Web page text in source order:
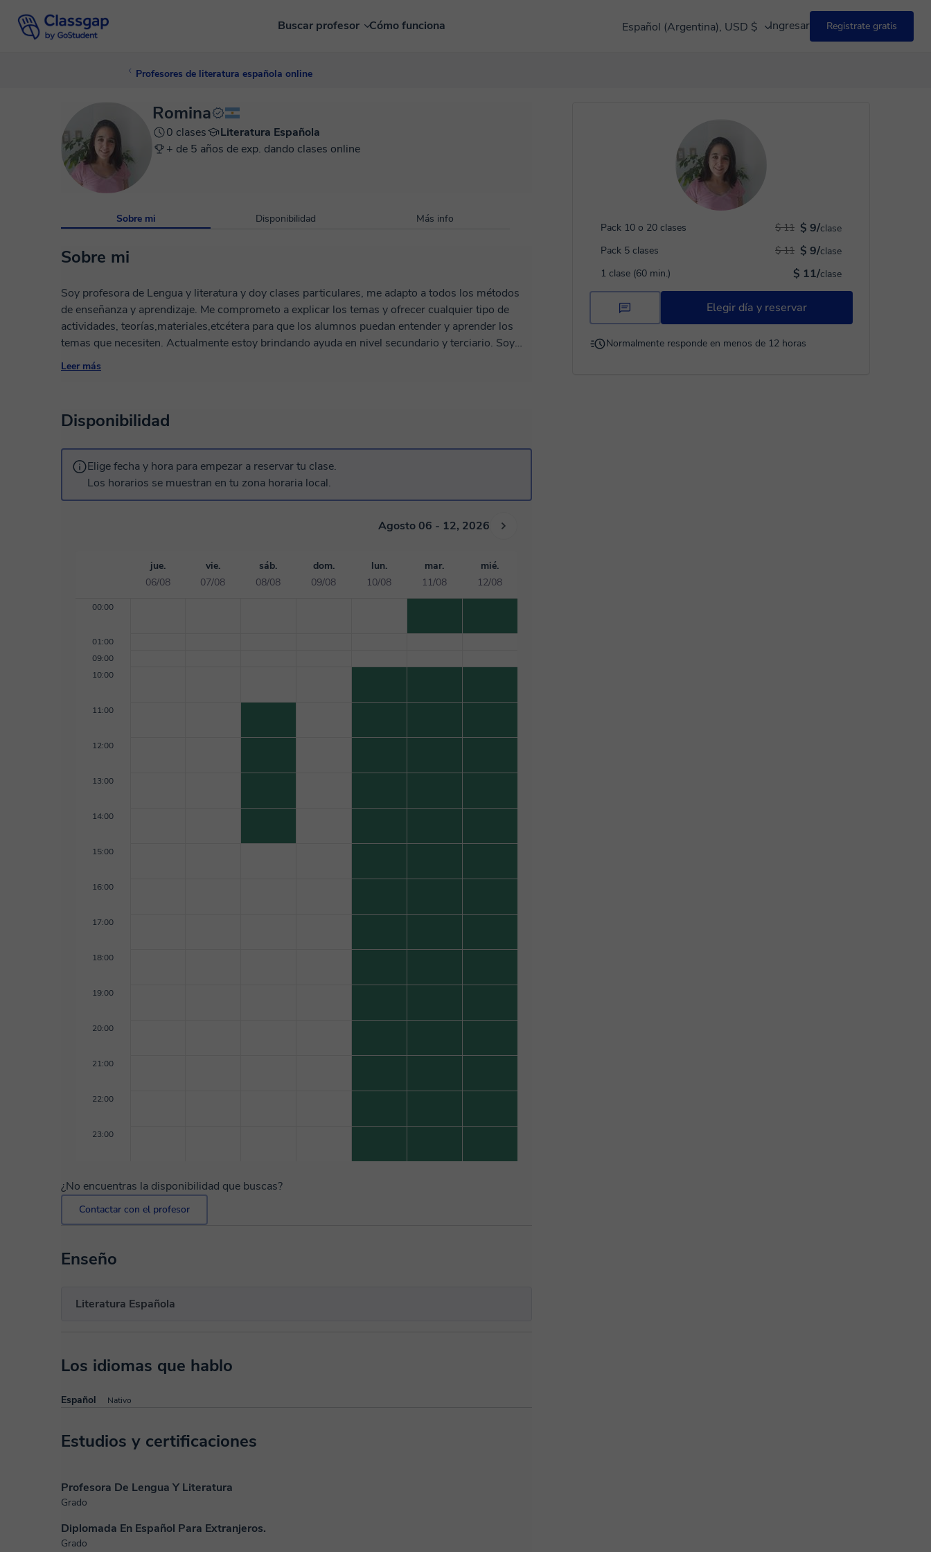
Buscar profesor Cómo funciona Español (Argentina), USD $ Ingresar Registrate gratis
Profesores de literatura española online
Pack 10 o 20 clases $ 9/clase
$ 11
Pack 5 clases
$ 9/clase
$ 11
1 clase (60 min.)
$ 11/clase
Elegir día y reservar
Normalmente responde en menos de 12 horas
Romina
0 clases
Literatura Española
+ de 5 años de exp. dando clases online
Sobre mi Disponibilidad Más info
Sobre mi
Soy profesora de Lengua y literatura y doy clases particulares, me adapto a todos los métodos
de enseñanza y aprendizaje. Me comprometo a explicar los temas y ofrecer cualquier tipo de
actividades, teorías,materiales,etcétera para que los alumnos puedan entender y aprender los
temas que necesiten. Actualmente estoy brindando ayuda en nivel secundario y terciario. Soy
ayudante de cátedra de diversas materias como: Literatura Española, Gestión de Emociones,
Y preparo en pre universitarios de Letras y carreras afines como comunicación, filosofía,
herramientas necesarias para que el alumno adquiera los conocimientos necesarios. Soy una
persona analítica a la hora de dictar clases, ya que tengo en cuenta que cada alumno es único a
hora de aprender, ya que siempre hago cursos de diferentes temas y todos los días trato de
Leer más
Disponibilidad
Elige fecha y hora para empezar a reservar tu clase.
Los horarios se muestran en tu zona horaria local.
Agosto 06 - 12, 2026
jue.
06/08
vie.
07/08
sáb.
08/08
dom.
09/08
lun.
10/08
mar.
11/08
mié.
12/08
00:00
01:00
09:00
10:00
11:00
12:00
13:00
14:00
15:00
16:00
17:00
18:00
19:00
20:00
21:00
22:00
23:00
¿No encuentras la disponibilidad que buscas?
Contactar con el profesor
Enseño
Literatura Española
Los idiomas que hablo
Español Nativo
Estudios y certificaciones
Profesora De Lengua Y Literatura
Grado
Diplomada En Español Para Extranjeros.
Grado